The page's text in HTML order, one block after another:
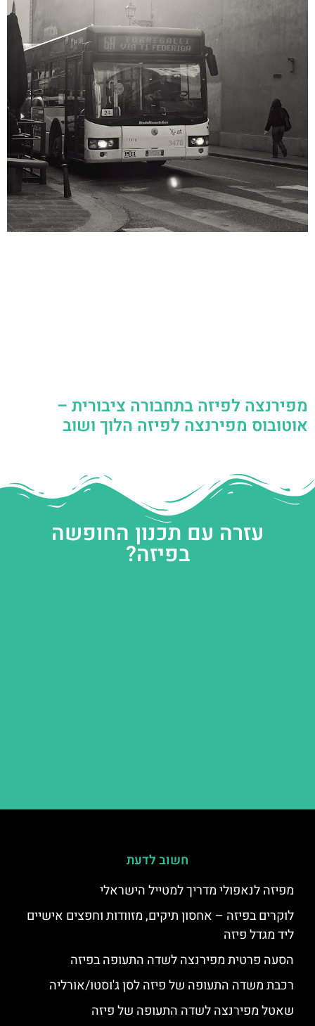
מפירנצה לפיזה בתחבורה ציבורית –
אוטובוס מפירנצה לפיזה הלוך ושוב
עזרה עם תכנון החופשה
בפיזה?
חשוב לדעת
מפיזה לנאפולי מדריך למטייל הישראלי
לוקרים בפיזה – אחסון תיקים, מזוודות וחפצים אישיים
ליד מגדל פיזה
הסעה פרטית מפירנצה לשדה התעופה בפיזה
רכבת משדה התעופה של פיזה לסן ג'וסטו/אורליה
שאטל מפירנצה לשדה התעופה של פיזה